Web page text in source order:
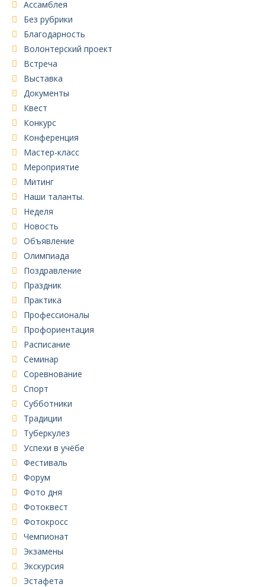
Ассамблея
Без рубрики
Благодарность
Волонтерский проект
Встреча
Выставка
Документы
Квест
Конкурс
Конференция
Мастер-класс
Мероприятие
Митинг
Наши таланты.
Неделя
Новость
Объявление
Олимпиада
Поздравление
Праздник
Практика
Профессионалы
Профориентация
Расписание
Семинар
Соревнование
Спорт
Субботники
Традиции
Туберкулез
Успехи в учёбе
Фестиваль
Форум
Фото дня
Фотоквест
Фотокросс
Чемпионат
Экзамены
Экскурсия
Эстафета